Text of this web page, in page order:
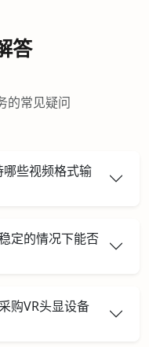
答
的常见疑问
些视频格式输
定的情况下能否
购VR头显设备